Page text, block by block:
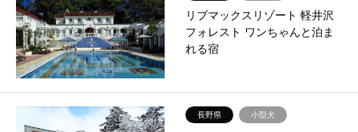
リブマックスリゾート 軽井沢
フォレスト ワンちゃんと泊ま
れる宿
長野県 小型犬